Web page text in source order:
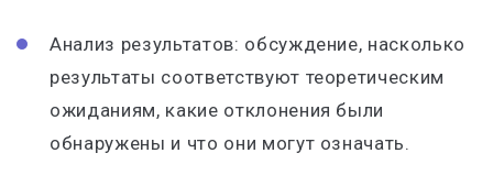
Анализ результатов: обсуждение, насколько
результаты соответствуют теоретическим
ожиданиям, какие отклонения были
обнаружены и что они могут означать.